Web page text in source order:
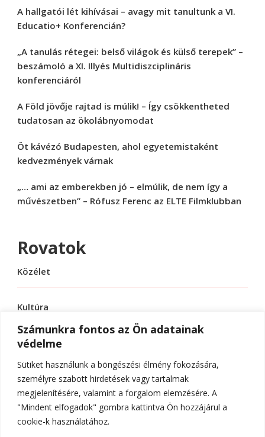
Számunkra fontos az Ön adatainak
védelme
Sütiket használunk a böngészési élmény fokozására,
személyre szabott hirdetések vagy tartalmak
megjelenítésére, valamint a forgalom elemzésére. A
"Mindent elfogadok" gombra kattintva Ön hozzájárul a
cookie-k használatához.
A hallgatói lét kihívásai – avagy mit tanultunk a VI.
Educatio+ Konferencián?
„A tanulás rétegei: belső világok és külső terepek” –
beszámoló a XI. Illyés Multidiszciplináris
konferenciáról
A Föld jövője rajtad is múlik! – Így csökkentheted
tudatosan az ökolábnyomodat
Öt kávézó Budapesten, ahol egyetemistaként
kedvezmények várnak
„… ami az emberekben jó – elmúlik, de nem így a
művészetben” – Rófusz Ferenc az ELTE Filmklubban
Rovatok
Közélet
Kultúra
Sport
Tudomány